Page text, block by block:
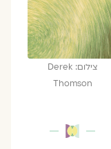
צילום: Derek
Thomson